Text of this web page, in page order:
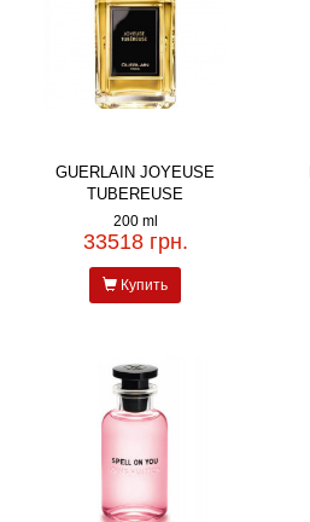
GUERLAIN JOYEUSE
TUBEREUSE
200 ml
33518 грн.
Купить